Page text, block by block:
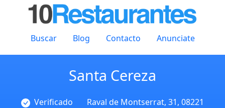
Buscar Blog Contacto Anunciate
Santa Cereza
Verificado
Raval de Montserrat, 31, 08221